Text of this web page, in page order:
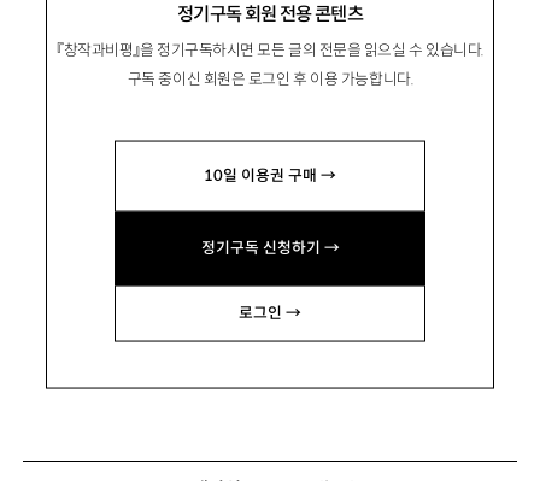
정기구독 회원 전용 콘텐츠
『창작과비평』을 정기구독하시면 모든 글의 전문을 읽으실 수 있습니다.
구독 중이신 회원은 로그인 후 이용 가능합니다.
10일 이용권 구매 →
정기구독 신청하기 →
로그인 →